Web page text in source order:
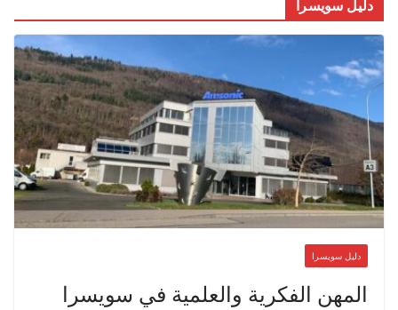
دليل سويسرا
دليل سويسرا
المهن الفكرية والعلمية في سويسرا